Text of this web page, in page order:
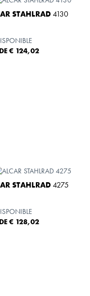
STAHLRAD4130
€ 124,02
STAHLRAD4275
€ 128,02